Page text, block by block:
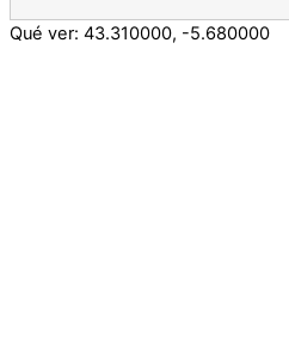
Qué ver: 43.310000, -5.680000